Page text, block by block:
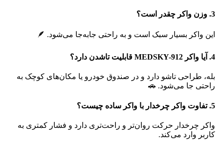
3. وزن واکر چقدر است؟
این واکر بسیار سبک است و به راحتی جابه‌جا می‌شود. 🪶
4. آیا واکر MEDSKY-912 قابلیت تاشدن دارد؟
بله، طراحی تاشو دارد و در صندوق خودرو یا مکان‌های کوچک به
راحتی جا می‌شود. 🚗
5. تفاوت واکر چرخدار با واکر ساده چیست؟
واکر چرخدار حرکت روان‌تر و راحت‌تری دارد و فشار کمتری به
کاربر وارد می‌کند.